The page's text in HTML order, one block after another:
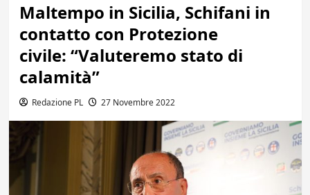
Maltempo in Sicilia, Schifani in
contatto con Protezione
civile: “Valuteremo stato di
calamità”
Redazione PL 27 Novembre 2022